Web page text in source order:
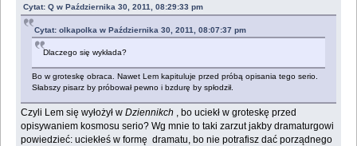
Cytat: Q w Października 30, 2011, 08:29:33 pm
Cytat: olkapolka w Października 30, 2011, 08:07:37 pm
Dlaczego się wykłada?
Bo w groteskę obraca. Nawet Lem kapituluje przed próbą opisania tego serio.
Słabszy pisarz by próbował pewno i bzdurę by spłodził.
Czyli Lem się wyłożył wDziennikch , bo uciekł w groteskę przed
opisywaniem kosmosu serio? Wg mnie to taki zarzut jakby dramaturgowi
powiedzieć: uciekłeś w formę dramatu, bo nie potrafisz dać porządnego